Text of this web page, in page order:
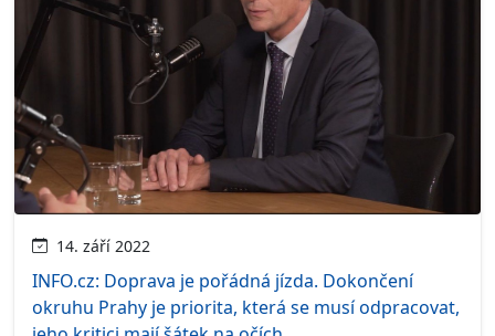
14. září 2022
INFO.cz: Doprava je pořádná jízda. Dokončení
okruhu Prahy je priorita, která se musí odpracovat,